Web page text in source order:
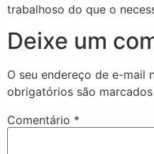
trabalhoso do que o
Deixe um
O seu endereço de e-mail
obrigatórios são
Comentário *